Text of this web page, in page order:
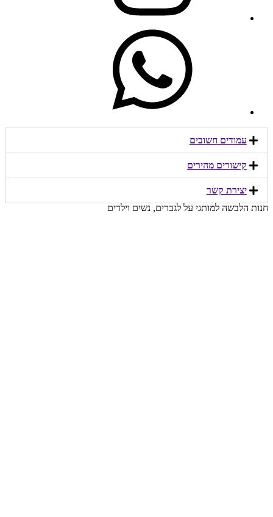
עמודים חשובים
קישורים מהירים​
יצירת קשר​
חנות הלבשה למותגי על לגברים, נשים וילדים